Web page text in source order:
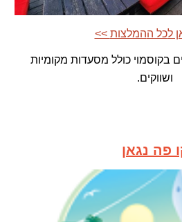
לכל ההמלצות
בקוסמוי כולל מסעדות מקומיות
ושווקים.
פה נגאן